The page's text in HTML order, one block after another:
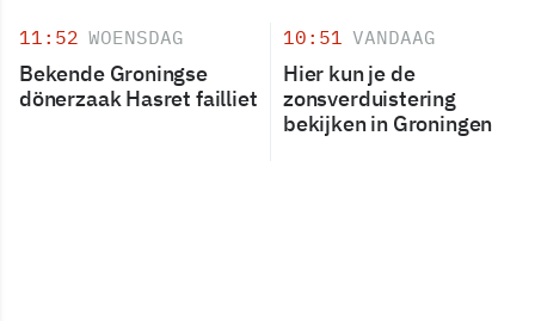
11:52 WOENSDAG
Bekende Groningse
dönerzaak Hasret failliet
10:51 VANDAAG
Hier kun je de
zonsverduistering
bekijken in Groningen